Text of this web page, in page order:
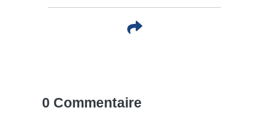
0 Commentaire